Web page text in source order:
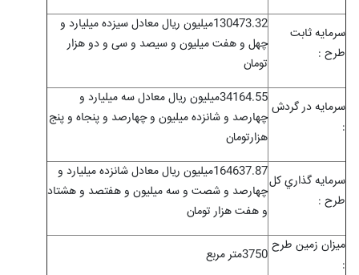
سرمايه ثابت
طرح :
130473.32میلیون ریال معادل سیزده میلیارد و
چهل و هفت میلیون و سیصد و سی و دو هزار
تومان
سرمايه در گردش
:
34164.55میلیون ریال معادل سه میلیارد و
چهارصد و شانزده میلیون و چهارصد و پنجاه و پنج
هزارتومان
سرمايه گذاري کل
طرح :
164637.87میلیون ریال معادل شانزده میلیارد و
چهارصد و شصت و سه میلیون و هفتصد و هشتاد
و هفت هزار تومان
ميزان زمين طرح
:
3750متر مربع